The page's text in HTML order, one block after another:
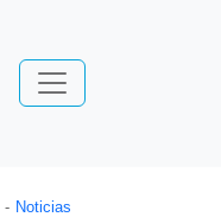
Noticias